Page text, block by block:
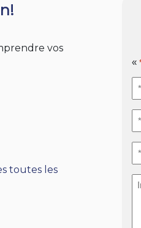
vos
toutes les
«